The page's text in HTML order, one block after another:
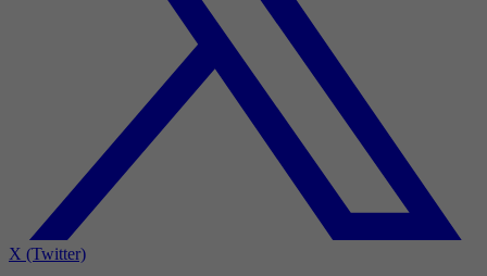
X (Twitter)